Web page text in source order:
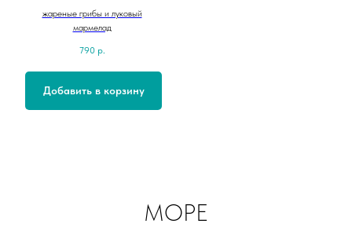
жареные грибы и луковый
мармелад
790 р.
Добавить в корзину
МОРЕ